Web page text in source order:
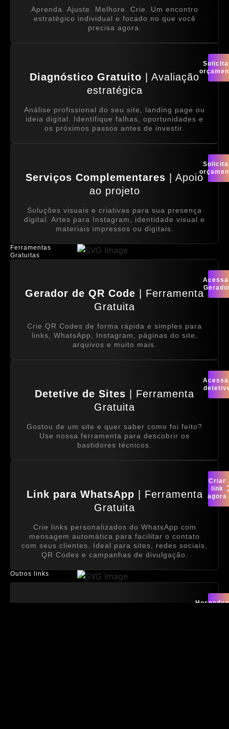
Aprenda. Ajuste. Melhore. Crie. Um encontro
estratégico individual e focado no que você
precisa agora.
Diagnóstico Gratuito | Avaliação
estratégica
Análise profissional do seu site, landing page ou
ideia digital. Identifique falhas, oportunidades e
os próximos passos antes de investir.
Serviços Complementares | Apoio
ao projeto
Soluções visuais e criativas para sua presença
digital. Artes para Instagram, identidade visual e
materiais impressos ou digitais.
Ferramentas
Gratuitas
Gerador de QR Code | Ferramenta
Gratuita
Crie QR Codes de forma rápida e simples para
links, WhatsApp, Instagram, páginas do site,
arquivos e muito mais.
Detetive de Sites | Ferramenta
Gratuita
Gostou de um site e quer saber como foi feito?
Use nossa ferramenta para descobrir os
bastidores técnicos.
Link para WhatsApp | Ferramenta
Gratuita
Crie links personalizados do WhatsApp com
mensagem automática para facilitar o contato
com seus clientes. Ideal para sites, redes sociais,
QR Codes e campanhas de divulgação.
Criar
link
agora
Outros links